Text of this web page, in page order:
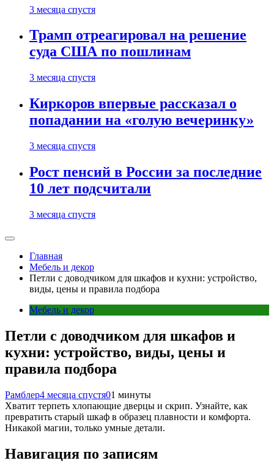
3 месяца спустя
Трамп отреагировал на решение
суда США по пошлинам
3 месяца спустя
Киркоров впервые рассказал о
попадании на «голую вечеринку»
3 месяца спустя
Рост пенсий в России за последние
10 лет подсчитали
3 месяца спустя
Главная
Мебель и декор
Петли с доводчиком для шкафов и кухни: устройство,
виды, цены и правила подбора
Мебель и декор
Петли с доводчиком для шкафов и
кухни: устройство, виды, цены и
правила подбора
Рамблер4 месяца спустя01 минуты
Хватит терпеть хлопающие дверцы и скрип. Узнайте, как
превратить старый шкаф в образец плавности и комфорта.
Никакой магии, только умные детали.
Навигация по записям